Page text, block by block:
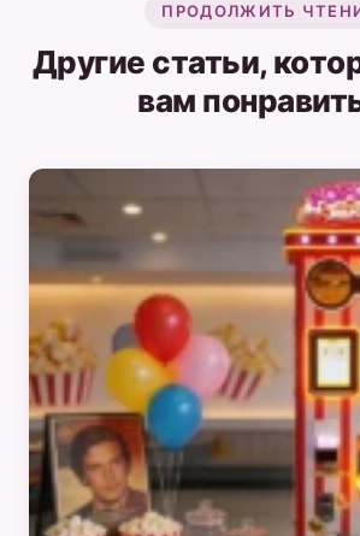
ПРОДОЛЖИТЬ
Другие статьи,
вам